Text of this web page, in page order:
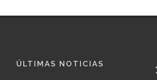
ÚLTIMAS NOTICIAS